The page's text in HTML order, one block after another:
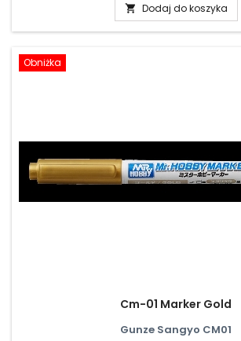
 Dodaj do koszyka
Obniżka
Cm-01 Marker Gold
Gunze Sangyo CM01